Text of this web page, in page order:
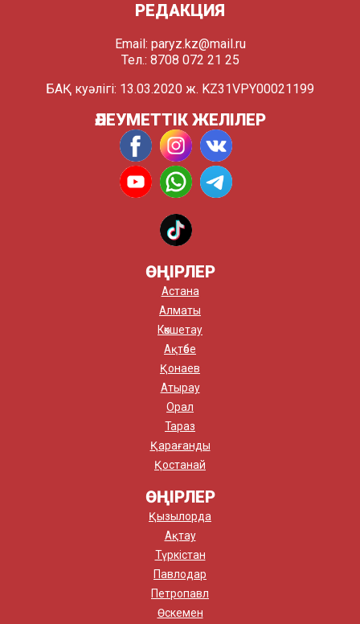
РЕДАКЦИЯ
Email: paryz.kz@mail.ru
Тел.: 8708 072 21 25
БАҚ куәлігі: 13.03.2020 ж. KZ31VPY00021199
ӘЛЕУМЕТТІК ЖЕЛІЛЕР
ӨҢІРЛЕР
Астана
Алматы
Көкшетау
Ақтөбе
Қонаев
Атырау
Орал
Тараз
Қарағанды
Қостанай
ӨҢІРЛЕР
Қызылорда
Ақтау
Түркістан
Павлодар
Петропавл
Өскемен